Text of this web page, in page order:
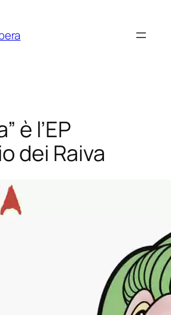
è l’EP
dei Raiva